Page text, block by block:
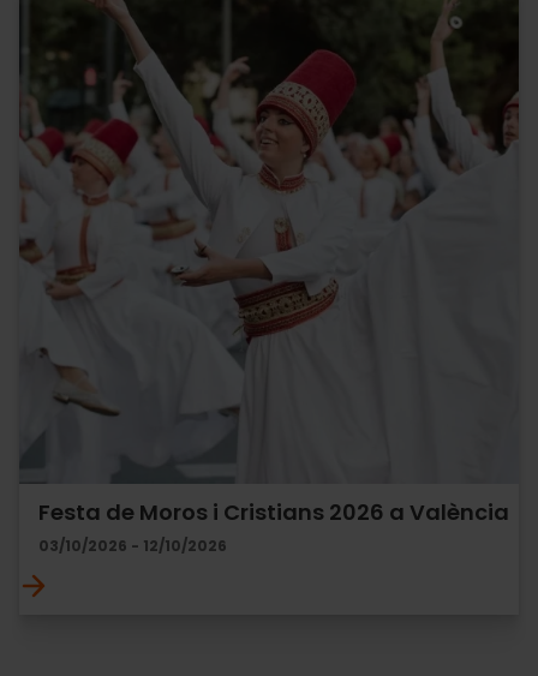
Festa de Moros i Cristians 2026 a València
03/10/2026 - 12/10/2026